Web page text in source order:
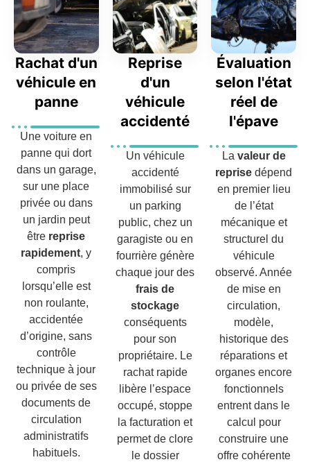
Rachat d'un
véhicule en
panne
Une voiture en
panne qui dort
dans un garage,
sur une place
privée ou dans
un jardin peut
être reprise
rapidement, y
compris
lorsqu’elle est
non roulante,
accidentée
d’origine, sans
contrôle
technique à jour
ou privée de ses
documents de
circulation
administratifs
habituels.
Reprise
d'un
véhicule
accidenté
Un véhicule
accidenté
immobilisé sur
un parking
public, chez un
garagiste ou en
fourrière génère
chaque jour des
frais de
stockage
conséquents
pour son
propriétaire. Le
rachat rapide
libère l’espace
occupé, stoppe
la facturation et
permet de clore
le dossier
Évaluation
selon l'état
réel de
l'épave
La valeur de
reprise dépend
en premier lieu
de l’état
mécanique et
structurel du
véhicule
observé. Année
de mise en
circulation,
modèle,
historique des
réparations et
organes encore
fonctionnels
entrent dans le
calcul pour
construire une
offre cohérente